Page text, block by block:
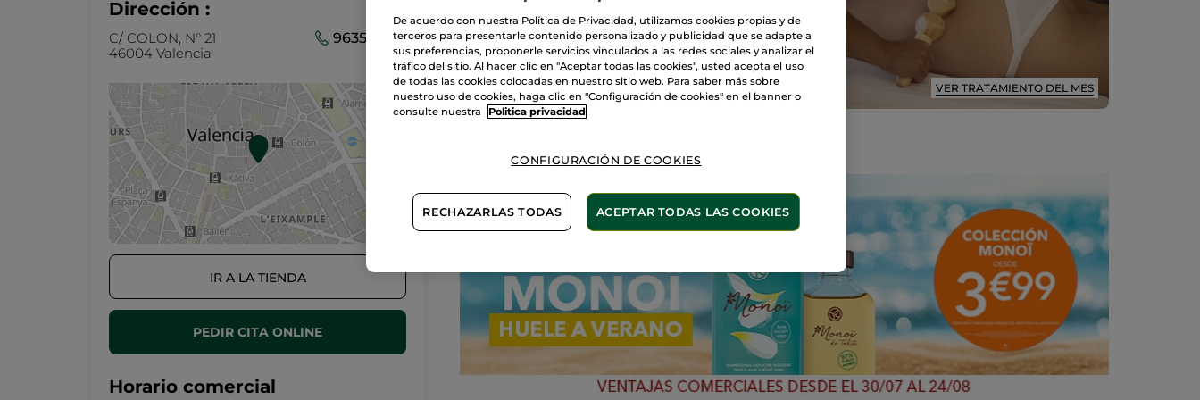
Dirección :
C/ COLON, N° 21
46004 Valencia
963518923
IR A LA TIENDA
PEDIR CITA ONLINE
Horario comercial
Vegetal.Cuidado facial, corporal, depilación…Pide una cita
online o por teléfono.
VER TRATAMIENTOS DE LA TIENDA
VER TRATAMIENTO DEL MES
De acuerdo con nuestra Política de Privacidad, utilizamos cookies propias y de
terceros para presentarle contenido personalizado y publicidad que se adapte a
sus preferencias, proponerle servicios vinculados a las redes sociales y analizar el
tráfico del sitio. Al hacer clic en "Aceptar todas las cookies", usted acepta el uso
de todas las cookies colocadas en nuestro sitio web. Para saber más sobre
nuestro uso de cookies, haga clic en "Configuración de cookies" en el banner o
consulte nuestra
Politica privacidad
CONFIGURACIÓN DE COOKIES
RECHAZARLAS TODAS ACEPTAR TODAS LAS COOKIES